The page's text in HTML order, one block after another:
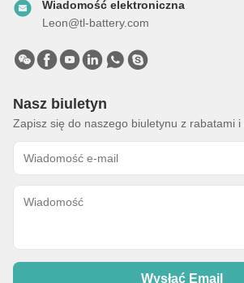
Wiadomość elektroniczna
Leon@tl-battery.com
Nasz biuletyn
Zapisz się do naszego biuletynu z rabatami i
Wysłać Email